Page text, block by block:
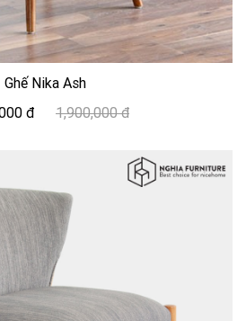
Ghế Nika Ash
đ
1,900,000 đ